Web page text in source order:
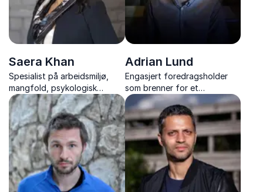
Saera Khan
Spesialist på arbeidsmiljø,
mangfold, psykologisk
trygghet og kommunikasjon,
med erfaring fra både
politikk og ledelse.
Adrian Lund
Engasjert foredragsholder
som brenner for et
inkluderende arbeidsliv der
alle personlighetstyper er
verdifulle.